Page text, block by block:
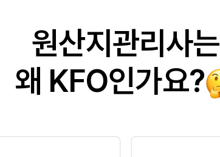
원산지관리사는
왜 KFO인가요?